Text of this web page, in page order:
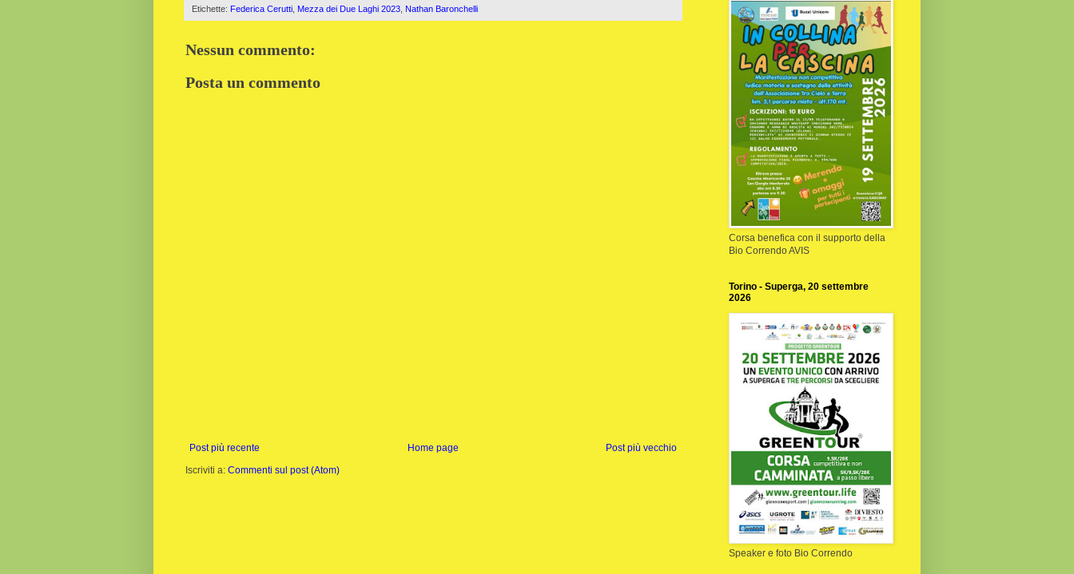
Etichette: Federica Cerutti Mezza dei Due Laghi 2023 Nathan Baronchelli
Nessun commento:
Posta un commento
Post più recente Post più vecchio
Home page
Iscriviti a: Commenti sul post (Atom)
Corsa benefica con il supporto della
Bio Correndo AVIS
Torino - Superga, 20 settembre
2026
Speaker e foto Bio Correndo